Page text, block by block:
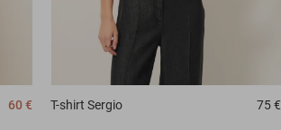
60 € T-shirt Sergio 75 €